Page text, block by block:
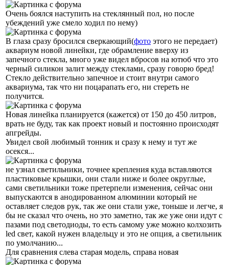
Очень боялся наступить на стеклянный пол, но после
убеждений уже смело ходил по нему)
В глаза сразу бросился сверкающий(фото этого не передает)
аквариум новой линейки, где обрамление вверху из
запечного стекла, много уже видел вбросов на ютюб что это
черный силикон залит между стеклами, сразу говорю бред!
Стекло действительно запечное и стоит внутри самого
аквариума, так что ни поцарапать его, ни стереть не
получится.
Новая линейка планируется (кажется) от 150 до 450 литров,
врать не буду, так как проект новый и постоянно происходят
апгрейды.
Увидел свой любимый тонник и сразу к нему и тут же
осекся...
не узнал светильники, точнее крепления куда вставляются
пластиковые крышки, они стали ниже и более округлые,
сами светильники тоже претерпели изменения, сейчас они
выпускаются в анодированном алюминии который не
оставляет следов рук, так же они стали уже, тоньше и легче, я
бы не сказал что очень, но это заметно, так же уже они идут с
пазами под светодиоды, то есть самому уже можно колхозить
led свет, какой нужен владельцу и это не опция, а светильник
по умолчанию...
Для сравнения слева старая модель, справа новая